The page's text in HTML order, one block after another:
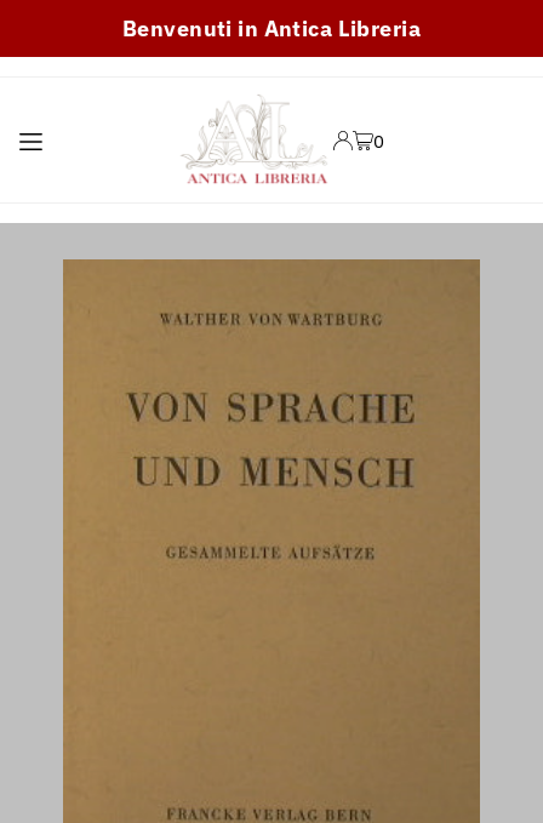
TRANSLATION MISSING:
Benvenuti in Antica Libreria
0